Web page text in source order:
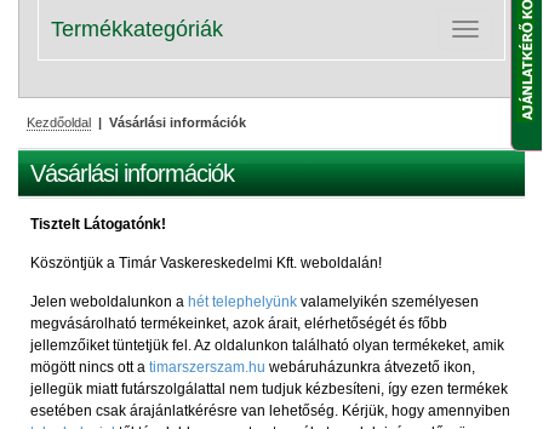
Kategóriák
lenyitása
Termékkategóriák
Kezdőoldal | Vásárlási információk
Vásárlási információk
Tisztelt Látogatónk!
Köszöntjük a Timár Vaskereskedelmi Kft. weboldalán!
Jelen weboldalunkon a hét telephelyünk valamelyikén személyesen
megvásárolható termékeinket, azok árait, elérhetőségét és főbb
jellemzőiket tüntetjük fel. Az oldalunkon található olyan termékeket, amik
mögött nincs ott a timarszerszam.hu webáruházunkra átvezető ikon,
jellegük miatt futárszolgálattal nem tudjuk kézbesíteni, így ezen termékek
esetében csak árajánlatkérésre van lehetőség. Kérjük, hogy amennyiben